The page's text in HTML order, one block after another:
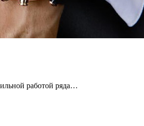
работой ряда…